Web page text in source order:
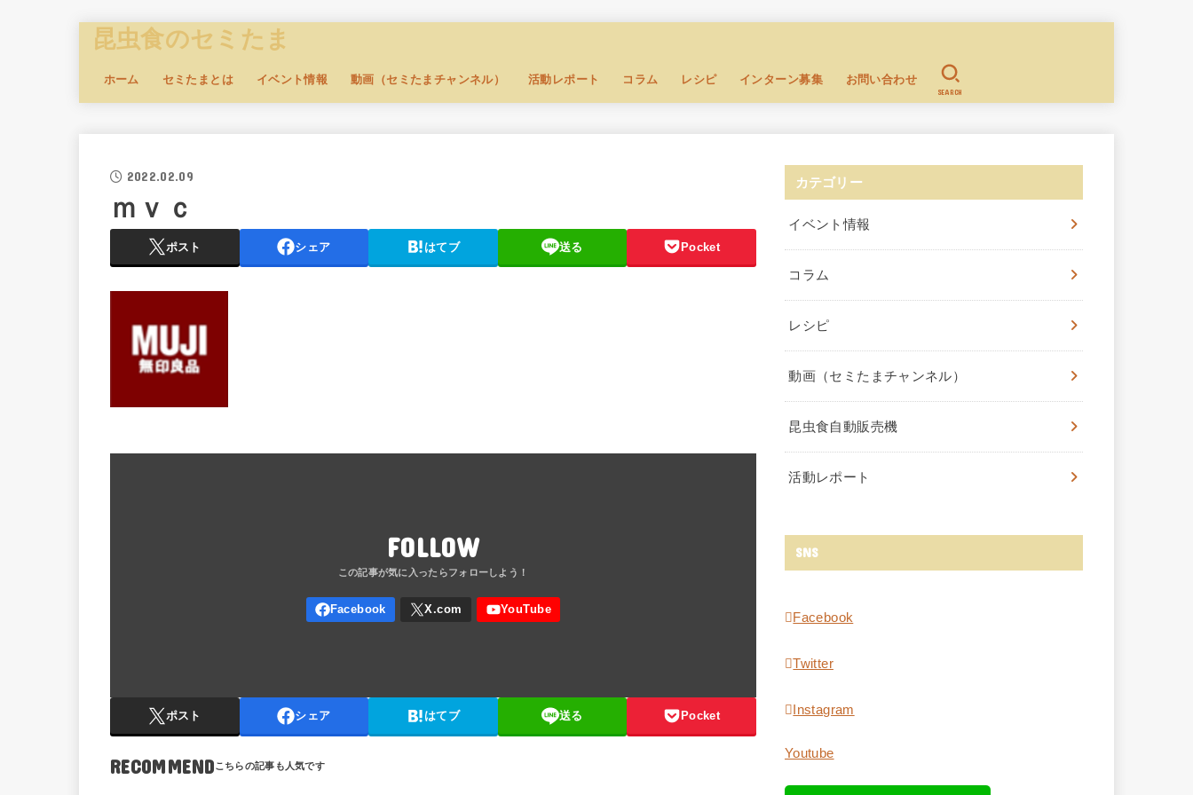
昆虫食のセミたま
ホーム セミたまとは イベント情報 動画（セミたまチャンネル） 活動レポート コラム レシピ インターン募集 お問い合わせ
SEARCH
2022.02.09
ｍｖｃ
ポスト シェア はてブ 送る Pocket
FOLLOW
ポスト シェア はてブ 送る Pocket
RECOMMEND
カテゴリー
イベント情報
コラム
レシピ
動画（セミたまチャンネル）
昆虫食自動販売機
活動レポート
SNS
Facebook
Twitter
Instagram
Youtube